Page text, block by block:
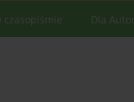
czasopiśmie Dla